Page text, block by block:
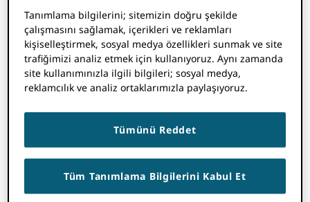
aralıklarında forma olarak tanımlanır ve
katkılar ve bağlılıklarla bağlantılıdır.
Ganando su Confianza
Vizyonun gerçeğe dönüşmesi için,
araştırmacı topluluk tanımlayıcıların
benimsenmesini ve uygulanmasını gerektirir.
ORCID. Ve başarmak için, ORCID büyük bir
organizasyon olarak mevcut durumla ilgili
bilgi sahibi olmakcevap ve güvende la
comunidad. Kalıcı abiertos gerekli – erişim
Tanımlama bilgilerini; sitemizin doğru şekilde
çalışmasını sağlamak, içerikleri ve reklamları
kişiselleştirmek, sosyal medya özellikleri sunmak ve site
trafiğimizi analiz etmek için kullanıyoruz. Aynı zamanda
site kullanımınızla ilgili bilgileri; sosyal medya,
reklamcılık ve analiz ortaklarımızla paylaşıyoruz.
Tümünü Reddet
Tüm Tanımlama Bilgilerini Kabul Et